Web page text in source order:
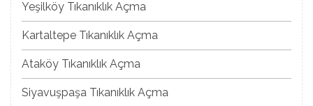
Yeşilköy Tıkanıklık Açma
Kartaltepe Tıkanıklık Açma
Ataköy Tıkanıklık Açma
Siyavuşpaşa Tıkanıklık Açma